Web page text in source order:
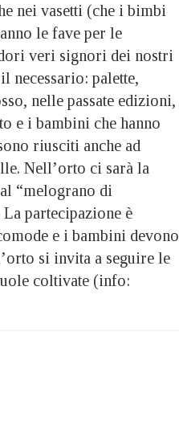
nei vasetti (che i bimbi
le fave per le
veri signori dei nostri
necessario: palette,
nelle passate edizioni,
e i bambini che hanno
riusciti anche ad
Nell’orto ci sarà la
“melograno di
partecipazione è
e i bambini devono
si invita a seguire le
coltivate (info: